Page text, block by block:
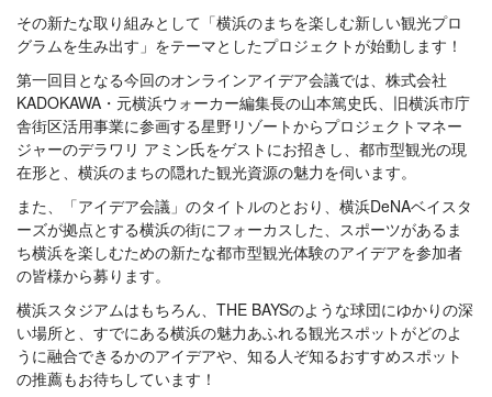
その新たな取り組みとして「横浜のまちを楽しむ新しい観光プロ
グラムを生み出す」をテーマとしたプロジェクトが始動します！
第一回目となる今回のオンラインアイデア会議では、株式会社
KADOKAWA・元横浜ウォーカー編集長の山本篤史氏、旧横浜市庁
舎街区活用事業に参画する星野リゾートからプロジェクトマネー
ジャーのデラワリ アミン氏をゲストにお招きし、都市型観光の現
在形と、横浜のまちの隠れた観光資源の魅力を伺います。
また、「アイデア会議」のタイトルのとおり、横浜DeNAベイスタ
ーズが拠点とする横浜の街にフォーカスした、スポーツがあるま
ち横浜を楽しむための新たな都市型観光体験のアイデアを参加者
の皆様から募ります。
横浜スタジアムはもちろん、THE BAYSのような球団にゆかりの深
い場所と、すでにある横浜の魅力あふれる観光スポットがどのよ
うに融合できるかのアイデアや、知る人ぞ知るおすすめスポット
の推薦もお待ちしています！